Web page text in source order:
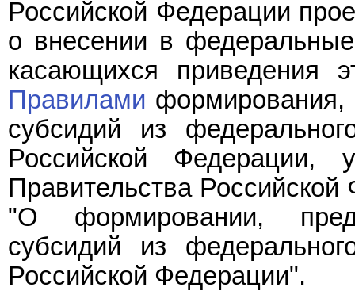
Российской Федерации
о внесении в
касающихся приведения
Правилами формирования,
субсидий из
Российской Федерации,
Правительства
"О формировании,
субсидий из
Российской Федерации".